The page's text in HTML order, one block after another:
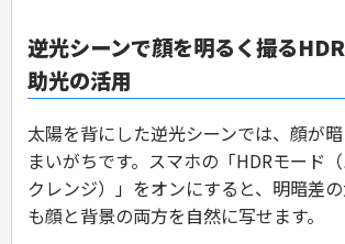
逆光シーンで顔を明るく撮る
助光の活用
太陽を背にした逆光シーンでは、顔が
まいがちです。スマホの「HDRモード
クレンジ）」をオンにすると、明暗差
も顔と背景の両方を自然に写せます。